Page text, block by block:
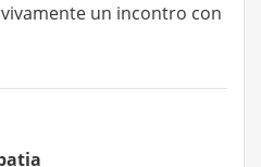
un incontro con